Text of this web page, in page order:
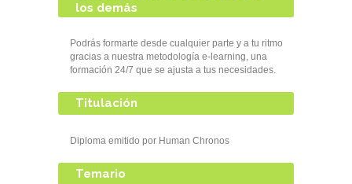
los demás
Podrás formarte desde cualquier parte y a tu ritmo
gracias a nuestra metodología e-learning, una
formación 24/7 que se ajusta a tus necesidades.
Titulación
Diploma emitido por Human Chronos
Temario